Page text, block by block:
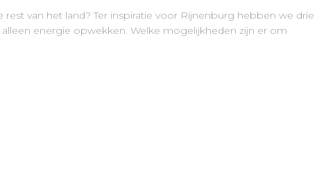
van het land? Ter inspiratie voor Rijnenburg hebben we drie
energie opwekken. Welke mogelijkheden zijn er om